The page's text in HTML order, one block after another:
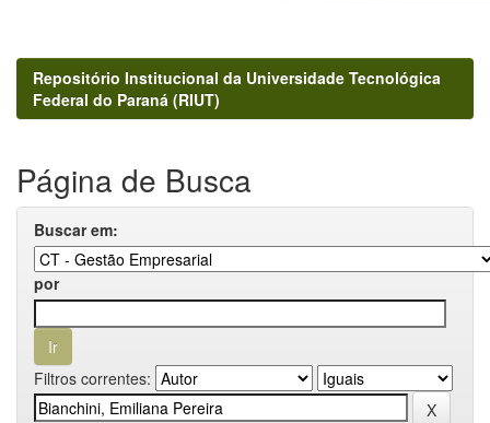
Repositório Institucional da Universidade Tecnológica
Federal do Paraná (RIUT)
Página de Busca
Buscar em:
por
Filtros correntes: